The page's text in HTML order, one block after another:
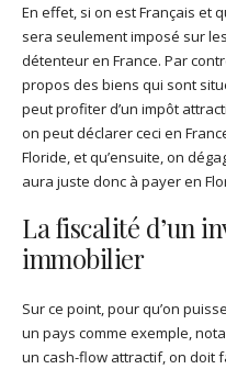
En effet, si on est Français et
sera seulement imposé sur
détenteur en France. Par
propos des biens qui sont
peut profiter d’un impôt
on peut déclarer ceci en
Floride, et qu’ensuite, on
aura juste donc à payer en
La fiscalité d’un
immobilier
Sur ce point, pour qu’on
un pays comme exemple,
un cash-flow attractif, on doit